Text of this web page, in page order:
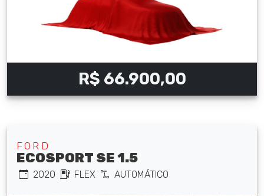
R$ 66.900,00
FORD
ECOSPORT SE 1.5
2020 FLEX AUTOMÁTICO